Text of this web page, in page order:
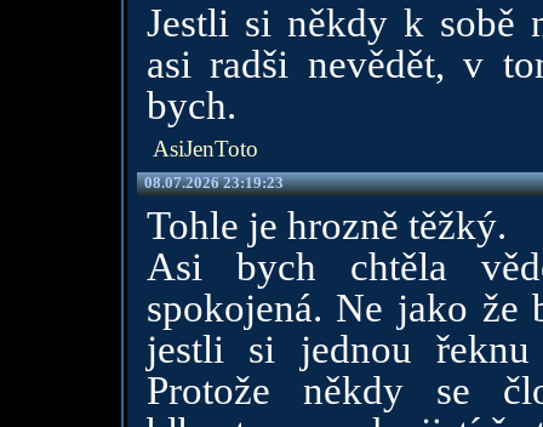
Jestli si někdy k sobě
asi radši nevědět, v
bych.
AsiJenToto
08.07.2026 23:19:23
Tohle je hrozně těžký.
Asi bych chtěla
spokojená. Ne jako
jestli si jednou
Protože někdy se